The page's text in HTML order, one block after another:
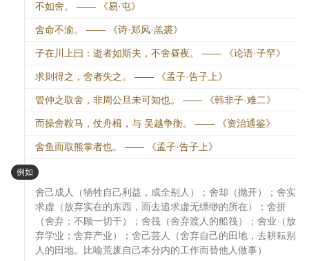
不如舍。 —— 《易·屯》
舍命不渝。 —— 《诗·郑风·羔裘》
子在川上曰：逝者如斯夫，不舍昼夜。 —— 《论语·子罕》
求则得之，舍者失之。 —— 《孟子·告子上》
管仲之取舍，非周公旦未可知也。 —— 《韩非子·难二》
而操舍鞍马，仗舟楫，与 吴越争衡。 —— 《资治通鉴》
舍鱼而取熊掌者也。 —— 《孟子·告子上》
例如 ：
舍己成人（牺牲自己利益，成全别人）；舍却（抛开）；舍实
求虚（放弃实在的东西，而去追求虚无缥缈的所在）；舍拼
（舍弃；不顾一切干）；舍筏（舍弃渡人的船筏）；舍业（放
弃学业；舍弃产业）；舍己芸人（舍弃自己的田地，去耕耘别
人的田地。比喻荒废自己本分内的工作而替他人做事）